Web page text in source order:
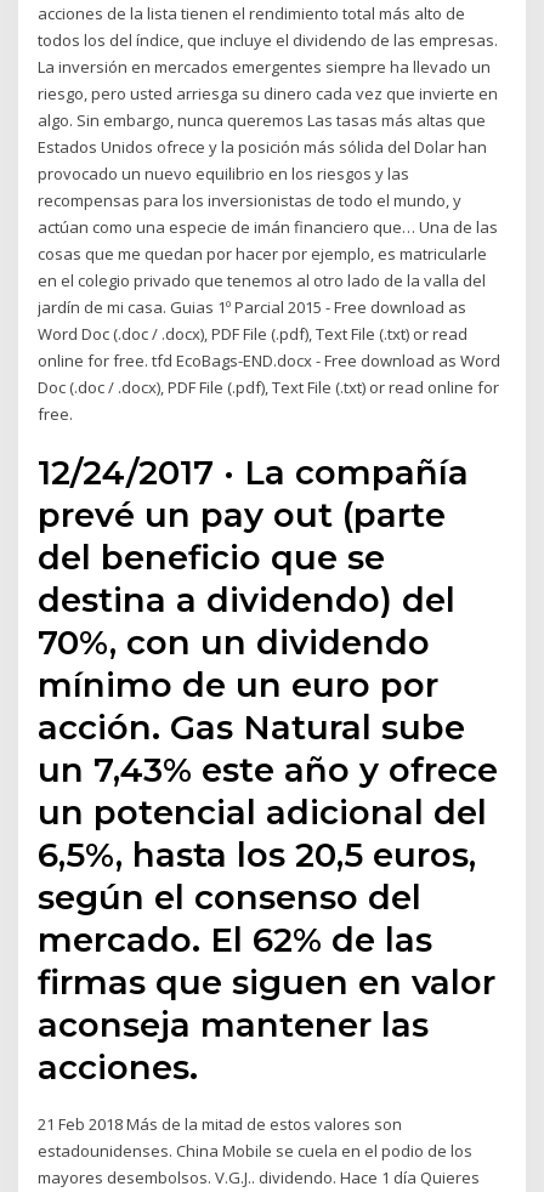
acciones de la lista tienen el rendimiento total más alto de
todos los del índice, que incluye el dividendo de las empresas.
La inversión en mercados emergentes siempre ha llevado un
riesgo, pero usted arriesga su dinero cada vez que invierte en
algo. Sin embargo, nunca queremos Las tasas más altas que
Estados Unidos ofrece y la posición más sólida del Dolar han
provocado un nuevo equilibrio en los riesgos y las
recompensas para los inversionistas de todo el mundo, y
actúan como una especie de imán financiero que… Una de las
cosas que me quedan por hacer por ejemplo, es matricularle
en el colegio privado que tenemos al otro lado de la valla del
jardín de mi casa. Guias 1º Parcial 2015 - Free download as
Word Doc (.doc / .docx), PDF File (.pdf), Text File (.txt) or read
online for free. tfd EcoBags-END.docx - Free download as Word
Doc (.doc / .docx), PDF File (.pdf), Text File (.txt) or read online for
free.
12/24/2017 · La compañía
prevé un pay out (parte
del beneficio que se
destina a dividendo) del
70%, con un dividendo
mínimo de un euro por
acción. Gas Natural sube
un 7,43% este año y ofrece
un potencial adicional del
6,5%, hasta los 20,5 euros,
según el consenso del
mercado. El 62% de las
firmas que siguen en valor
aconseja mantener las
acciones.
21 Feb 2018 Más de la mitad de estos valores son
estadounidenses. China Mobile se cuela en el podio de los
mayores desembolsos. V.G.J.. dividendo. Hace 1 día Quieres